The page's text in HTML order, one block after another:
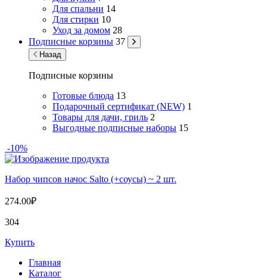
Для спальни 14
Для стирки 10
Уход за домом 28
Подписные корзины 37
Назад
Подписные корзины
Готовые блюда 13
Подарочный сертификат (NEW) 1
Товары для дачи, гриль 2
Выгодные подписные наборы 15
-10%
Набор чипсов начос Salto (+соусы) ~ 2 шт.
274.00₽
304
Купить
Главная
Каталог